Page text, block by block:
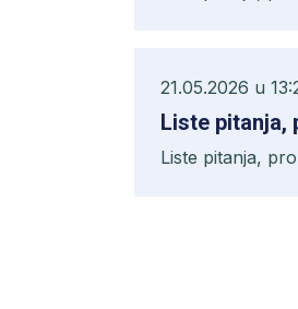
21.05.2026 u
Liste
Liste